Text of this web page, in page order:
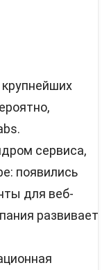
сервиса,
появились
для веб-
развивает